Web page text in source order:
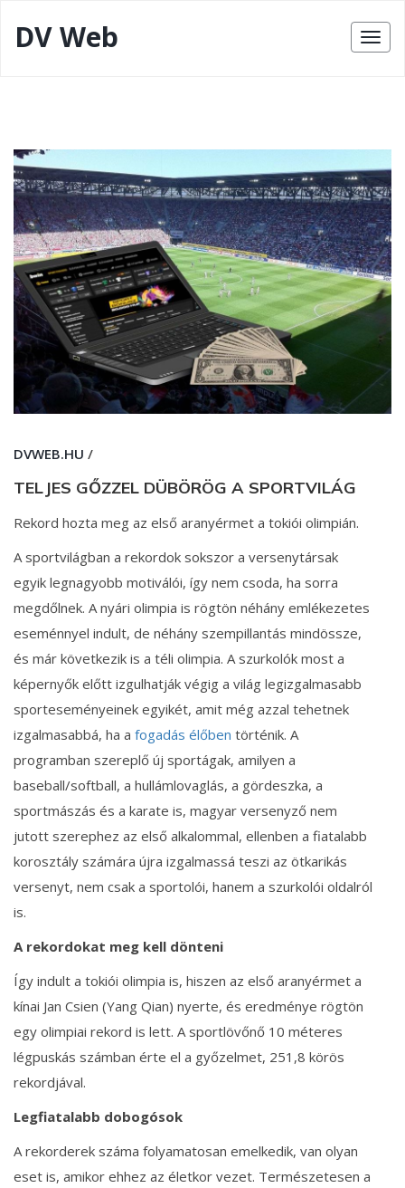
DV Web
DVWEB.HU /
TELJES GŐZZEL DÜBÖRÖG A SPORTVILÁG
Rekord hozta meg az első aranyérmet a tokiói olimpián.
A sportvilágban a rekordok sokszor a versenytársak
egyik legnagyobb motiválói, így nem csoda, ha sorra
megdőlnek. A nyári olimpia is rögtön néhány emlékezetes
eseménnyel indult, de néhány szempillantás mindössze,
és már következik is a téli olimpia. A szurkolók most a
képernyők előtt izgulhatják végig a világ legizgalmasabb
sporteseményeinek egyikét, amit még azzal tehetnek
izgalmasabbá, ha a fogadás élőben történik. A
programban szereplő új sportágak, amilyen a
baseball/softball, a hullámlovaglás, a gördeszka, a
sportmászás és a karate is, magyar versenyző nem
jutott szerephez az első alkalommal, ellenben a fiatalabb
korosztály számára újra izgalmassá teszi az ötkarikás
versenyt, nem csak a sportolói, hanem a szurkolói oldalról
is.
A rekordokat meg kell dönteni
Így indult a tokiói olimpia is, hiszen az első aranyérmet a
kínai Jan Csien (Yang Qian) nyerte, és eredménye rögtön
egy olimpiai rekord is lett. A sportlövőnő 10 méteres
légpuskás számban érte el a győzelmet, 251,8 körös
rekordjával.
Legfiatalabb dobogósok
A rekorderek száma folyamatosan emelkedik, van olyan
eset is, amikor ehhez az életkor vezet. Természetesen a